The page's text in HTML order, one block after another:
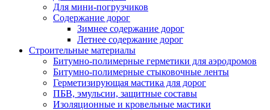
Для мини-погрузчиков
Содержание дорог
Зимнее содержание дорог
Летнее содержание дорог
Строительные материалы
Битумно-полимерные герметики для аэродромов
Битумно-полимерные стыковочные ленты
Герметизирующая мастика для дорог
ПБВ, эмульсии, защитные составы
Изоляционные и кровельные мастики